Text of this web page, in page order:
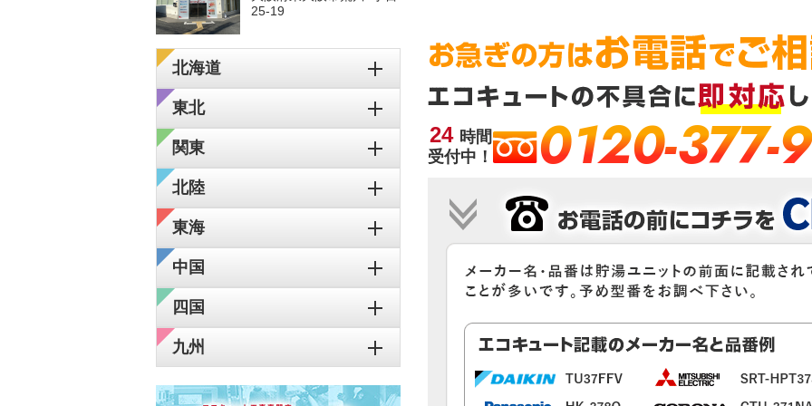
24 時間
受付中！
0120-377-
25-19
北海道
東北
関東
北陸
東海
中国
四国
九州